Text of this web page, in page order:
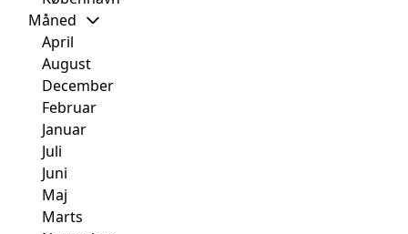
Måned
April
August
December
Februar
Januar
Juli
Juni
Maj
Marts